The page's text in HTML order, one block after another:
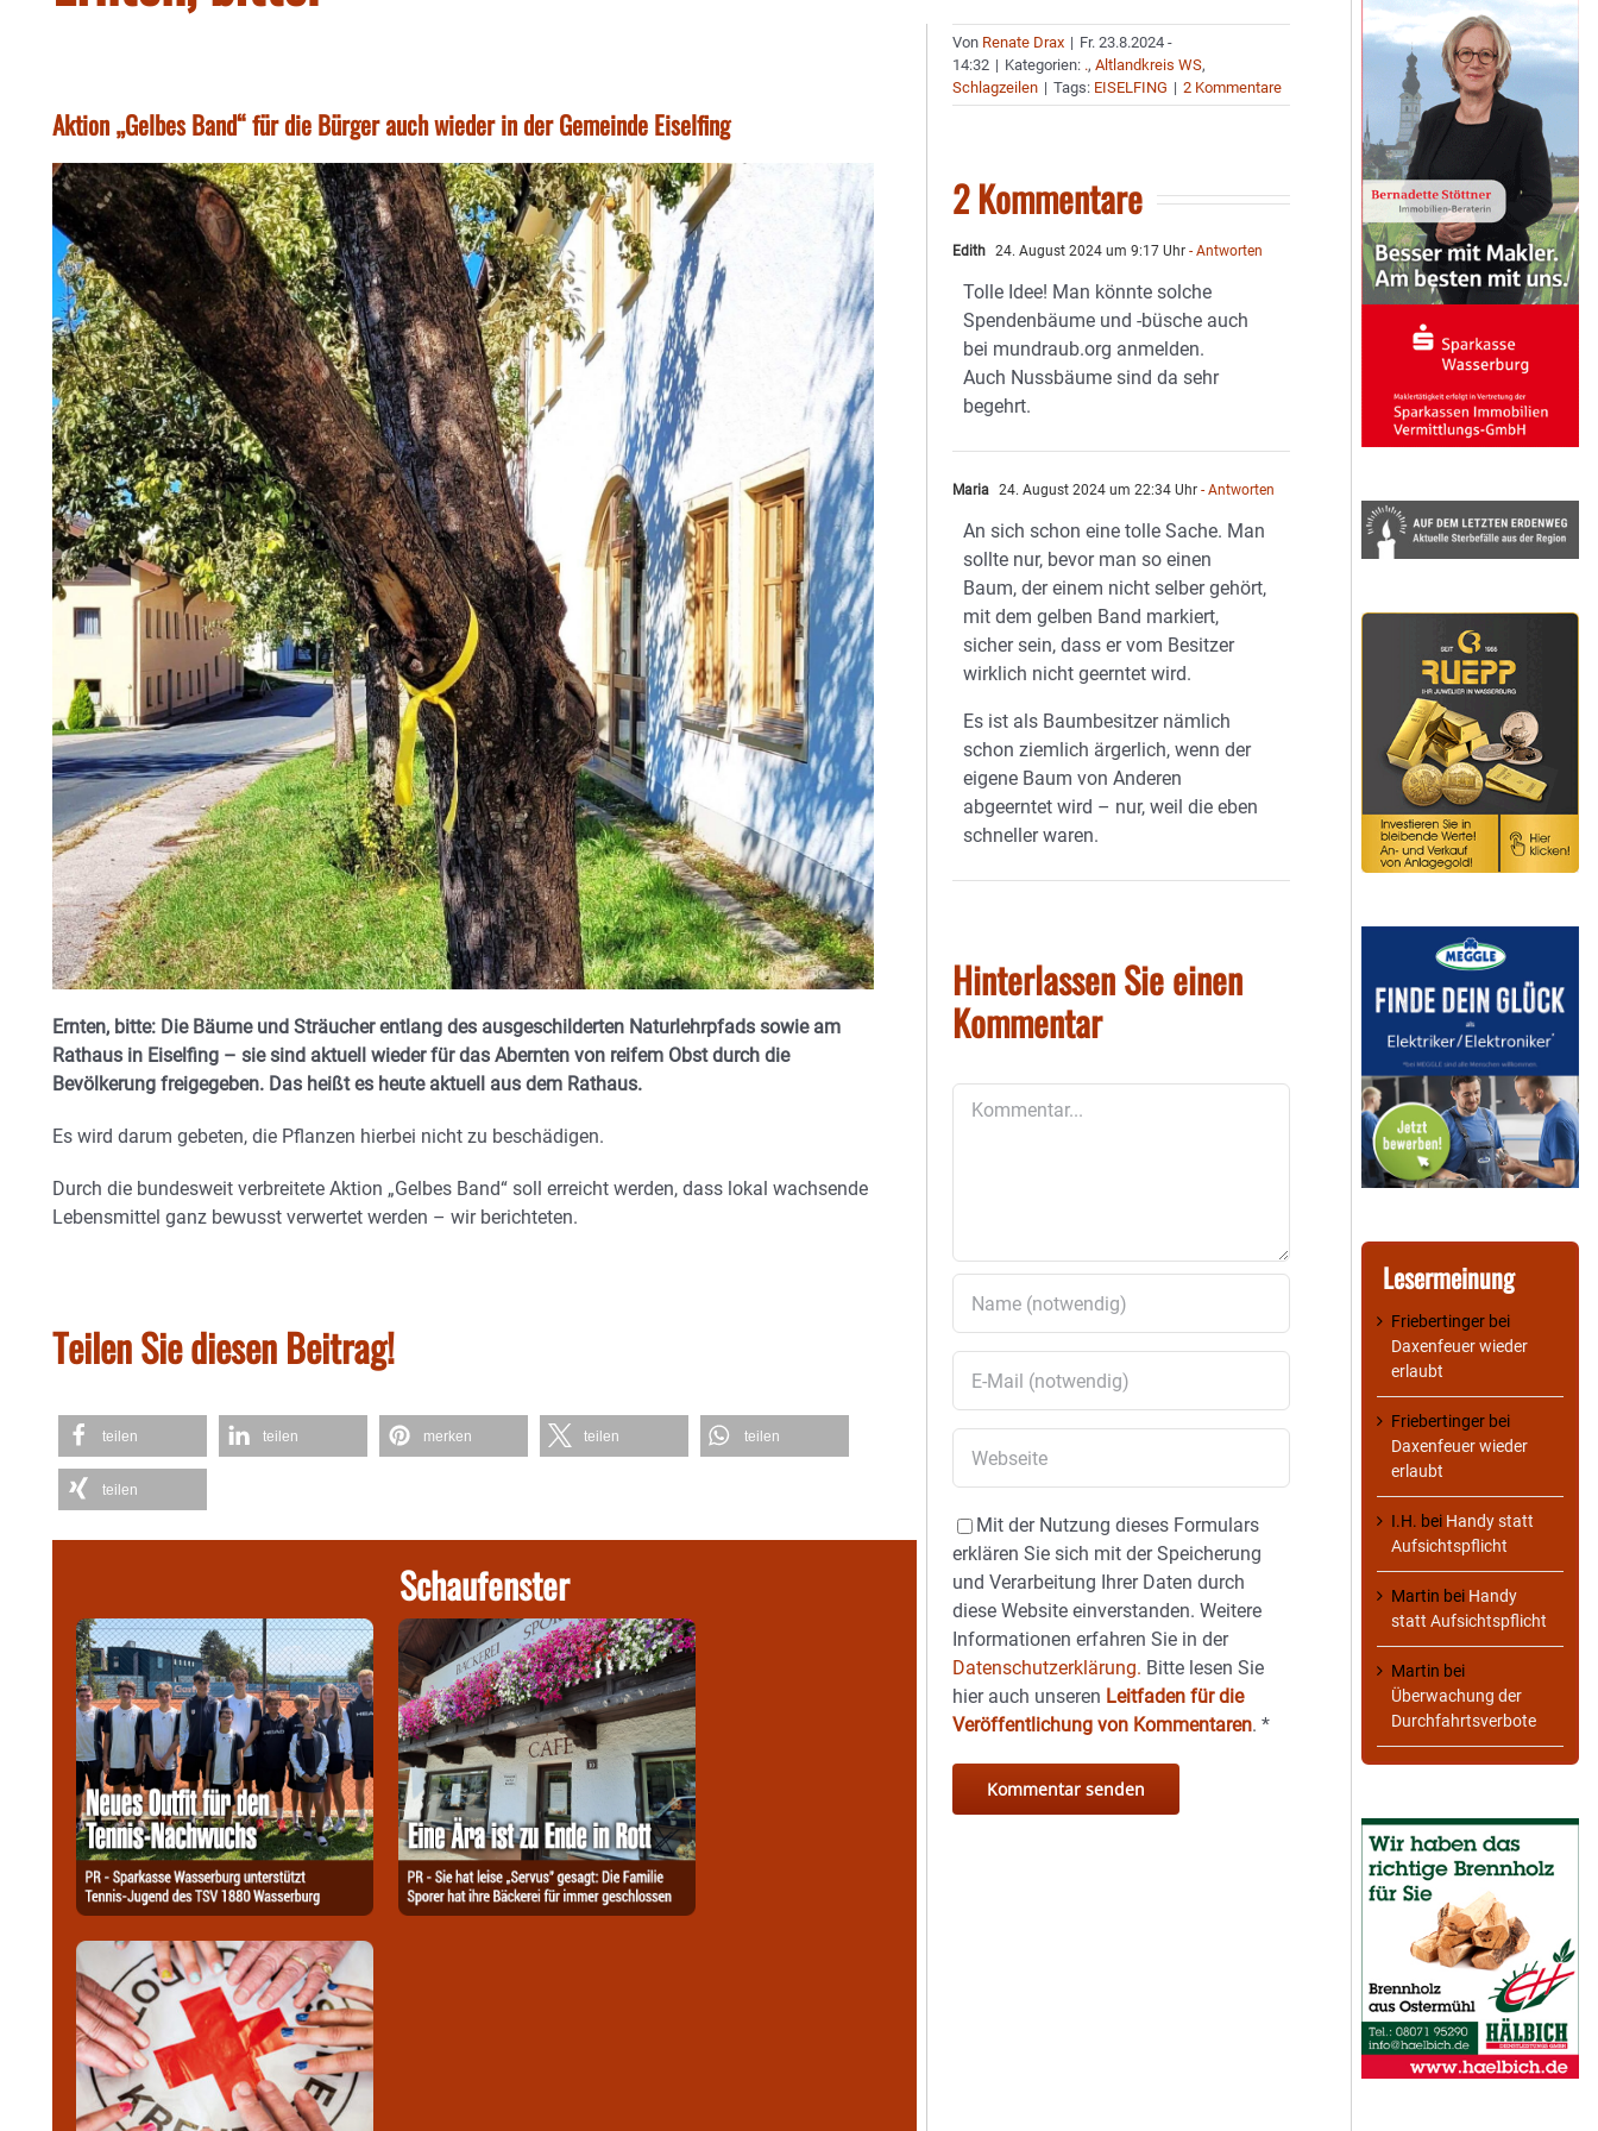
Aktion „Gelbes Band“ für die Bürger auch wieder in der Gemeinde Eiselfing
Ernten, bitte: Die Bäume und Sträucher entlang des ausgeschilderten Naturlehrpfads sowie am
Rathaus in Eiselfing – sie sind aktuell wieder für das Abernten von reifem Obst durch die
Bevölkerung freigegeben. Das heißt es heute aktuell aus dem Rathaus.
Es wird darum gebeten, die Pflanzen hierbei nicht zu beschädigen.
Durch die bundesweit verbreitete Aktion „Gelbes Band“ soll erreicht werden, dass lokal wachsende
Lebensmittel ganz bewusst verwertet werden – wir berichteten.
Teilen Sie diesen Beitrag!
teilen teilen merken teilen teilen
teilen
Schaufenster
Von Renate Drax | Fr. 23.8.2024 -
14:32 | Kategorien: .,Altlandkreis WS,
Schlagzeilen | Tags: EISELFING | 2 Kommentare
2 Kommentare
Edith 24. August 2024 um 9:17 Uhr - Antworten
Tolle Idee! Man könnte solche
Spendenbäume und -büsche auch
bei mundraub.org anmelden.
Auch Nussbäume sind da sehr
begehrt.
Maria 24. August 2024 um 22:34 Uhr - Antworten
An sich schon eine tolle Sache. Man
sollte nur, bevor man so einen
Baum, der einem nicht selber gehört,
mit dem gelben Band markiert,
sicher sein, dass er vom Besitzer
wirklich nicht geerntet wird.
Es ist als Baumbesitzer nämlich
schon ziemlich ärgerlich, wenn der
eigene Baum von Anderen
abgeerntet wird – nur, weil die eben
schneller waren.
Hinterlassen Sie einen
Kommentar
Mit der Nutzung dieses Formulars
erklären Sie sich mit der Speicherung
und Verarbeitung Ihrer Daten durch
diese Website einverstanden. Weitere
Informationen erfahren Sie in der
Datenschutzerklärung. Bitte lesen Sie
hier auch unseren Leitfaden für die
Veröffentlichung von Kommentaren.*
Lesermeinung
Friebertinger bei
Daxenfeuer wieder
erlaubt
Friebertinger bei
Daxenfeuer wieder
erlaubt
I.H. bei Handy statt
Aufsichtspflicht
Martin bei Handy
statt Aufsichtspflicht
Martin bei
Überwachung der
Durchfahrtsverbote